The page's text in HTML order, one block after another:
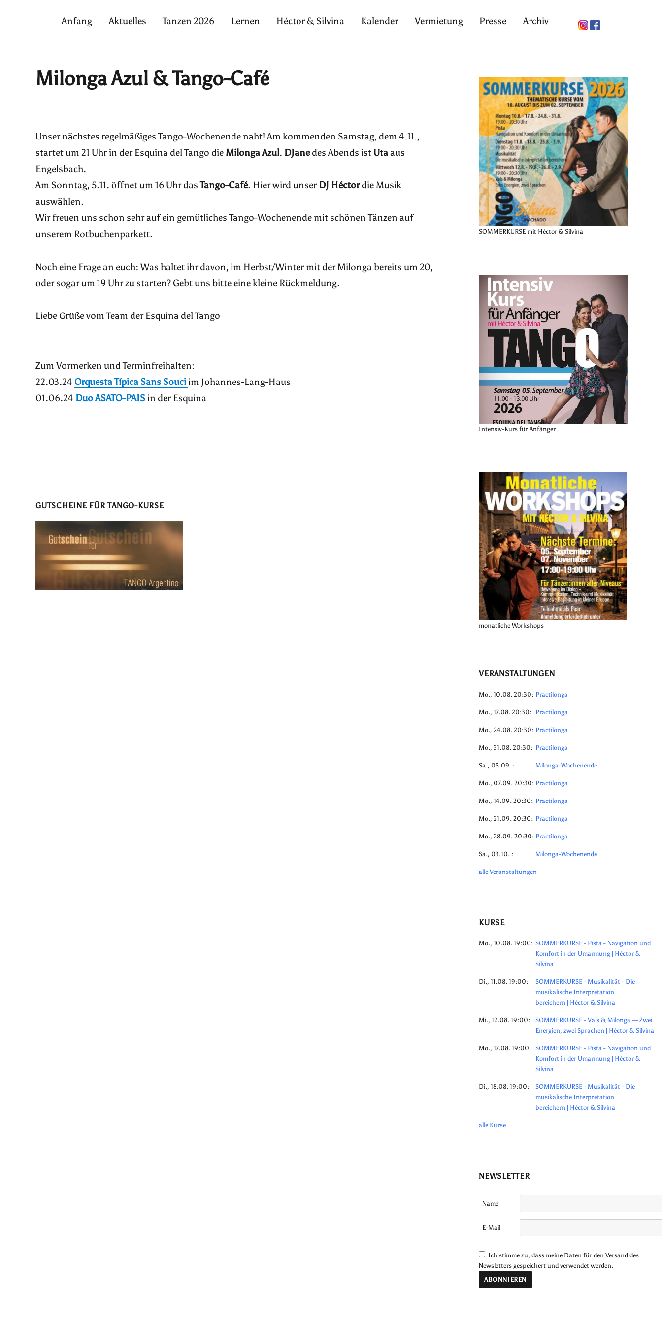
Anfang Aktuelles Tanzen 2026 Lernen Héctor & Silvina Kalender Vermietung Presse Archiv
Milonga Azul & Tango-Café
Unser nächstes regelmäßiges Tango-Wochenende naht! Am kommenden Samstag, dem 4.11.,
startet um 21 Uhr in der Esquina del Tango die Milonga Azul. DJanedes Abends ist Uta aus
Engelsbach.
Am Sonntag, 5.11. öffnet um 16 Uhr dasTango-Café. Hier wird unser DJ Héctordie Musik
auswählen.
Wir freuen uns schon sehr auf ein gemütliches Tango-Wochenende mit schönen Tänzen auf
unserem Rotbuchenparkett.
Noch eine Frage an euch: Was haltet ihr davon, im Herbst/Winter mit der Milonga bereits um 20,
oder sogar um 19 Uhr zu starten? Gebt uns bitte eine kleine Rückmeldung.
Liebe Grüße vom Team der Esquina del Tango
Zum Vormerken und Terminfreihalten:
22.03.24 Orquesta Típica Sans Souci im Johannes-Lang-Haus
01.06.24 Duo ASATO-PAIS in der Esquina
GUTSCHEINE FÜR TANGO-KURSE
SOMMERKURSE mit Héctor & Silvina
Intensiv-Kurs für Anfänger
monatliche Workshops
VERANSTALTUNGEN
Mo., 10.08. 20:30: Practilonga
Mo., 17.08. 20:30: Practilonga
Mo., 24.08. 20:30: Practilonga
Mo., 31.08. 20:30: Practilonga
Sa., 05.09. : Milonga-Wochenende
Mo., 07.09. 20:30: Practilonga
Mo., 14.09. 20:30: Practilonga
Mo., 21.09. 20:30: Practilonga
Mo., 28.09. 20:30: Practilonga
Sa., 03.10. : Milonga-Wochenende
alle Veranstaltungen
KURSE
Mo., 10.08. 19:00: SOMMERKURSE - Pista - Navigation und
Komfort in der Umarmung | Héctor &
Silvina
Di., 11.08. 19:00:
SOMMERKURSE - Musikalität - Die
musikalische Interpretation
bereichern | Héctor & Silvina
Mi., 12.08. 19:00:
SOMMERKURSE - Vals & Milonga — Zwei
Energien, zwei Sprachen | Héctor & Silvina
Mo., 17.08. 19:00: SOMMERKURSE - Pista - Navigation und
Komfort in der Umarmung | Héctor &
Silvina
Di., 18.08. 19:00:
SOMMERKURSE - Musikalität - Die
musikalische Interpretation
bereichern | Héctor & Silvina
alle Kurse
NEWSLETTER
Name
E-Mail
Ich stimme zu, dass meine Daten für den Versand des
Newsletters gespeichert und verwendet werden.